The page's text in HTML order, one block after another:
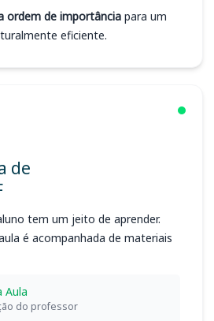
ordem de importância para um
eficiente.
de
tem um jeito de aprender.
é acompanhada de materiais
Aula
do professor